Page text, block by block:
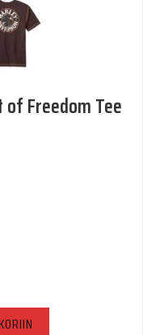
of Freedom Tee